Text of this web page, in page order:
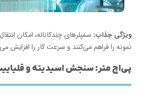
ویژگی جذاب: سمپلرهای چندکاناله، امکان
نمونه را فراهم می‌کنند و سرعت کار را افزایش
پی‌اچ متر: سنجش اسیدیته و